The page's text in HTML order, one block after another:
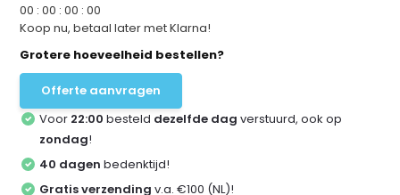
00 :00 :00 :00
Koop nu, betaal later met Klarna!
Grotere hoeveelheid bestellen?
Offerte aanvragen
Voor 22:00 besteld dezelfde dag verstuurd, ook op
zondag!
40 dagen bedenktijd!
Gratis verzending v.a. €100 (NL)!